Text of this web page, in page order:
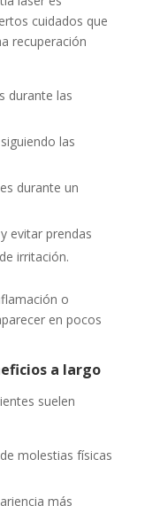
cuidados que
recuperación
durante las
las
durante un
evitar prendas
irritación.
o
en pocos
a largo
suelen
molestias físicas
más